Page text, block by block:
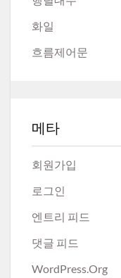
화일
흐름제어문
메타
회원가입
로그인
엔트리 피드
댓글 피드
WordPress.org